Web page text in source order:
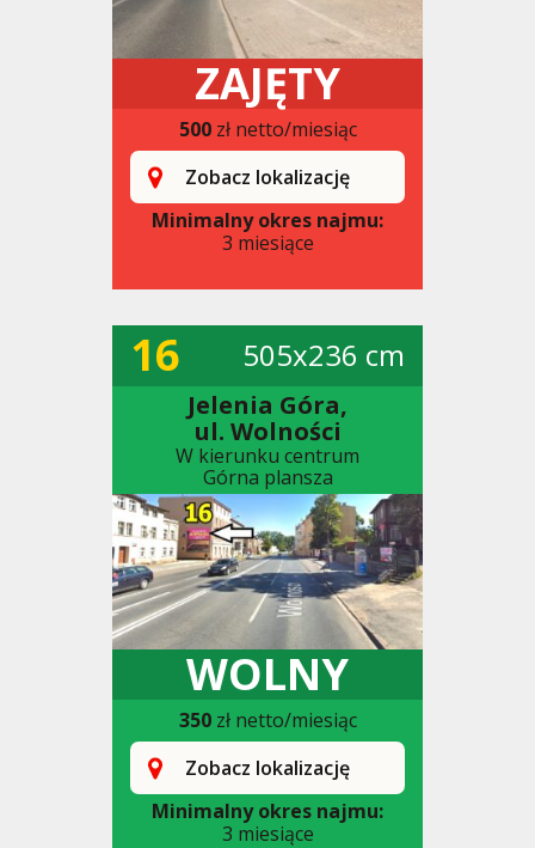
ZAJĘTY
500zł netto/miesiąc
Zobacz lokalizację
Minimalny okres najmu:
3 miesiące
16 505x236 cm
Jelenia Góra,
ul. Wolności
W kierunku centrum
Górna plansza
WOLNY
350zł netto/miesiąc
Zobacz lokalizację
Minimalny okres najmu:
3 miesiące